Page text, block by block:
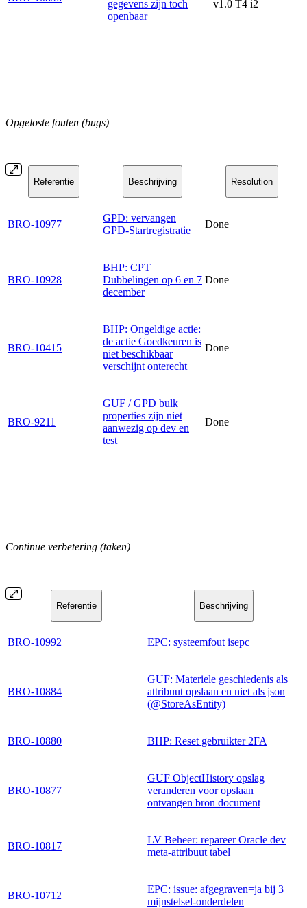
gegevens zijn toch
openbaar
v1.0 T4 i2
Opgeloste fouten (bugs)
Referentie Beschrijving Resolution
BRO-10977
GPD: vervangen
GPD-Startregistratie
Done
BRO-10928
BHP: CPT
Dubbelingen op 6 en 7
december
Done
BRO-10415
BHP: Ongeldige actie:
de actie Goedkeuren is
niet beschikbaar
verschijnt onterecht
Done
BRO-9211
GUF / GPD bulk
properties zijn niet
aanwezig op dev en
test
Done
Continue verbetering (taken)
Referentie Beschrijving
BRO-10992 EPC: systeemfout isepc
BRO-10884
GUF: Materiele geschiedenis als
attribuut opslaan en niet als json
(@StoreAsEntity)
BRO-10880 BHP: Reset gebruikter 2FA
BRO-10877
GUF ObjectHistory opslag
veranderen voor opslaan
ontvangen bron document
BRO-10817
LV Beheer: repareer Oracle dev
meta-attribuut tabel
BRO-10712
EPC: issue: afgegraven=ja bij 3
mijnstelsel-onderdelen